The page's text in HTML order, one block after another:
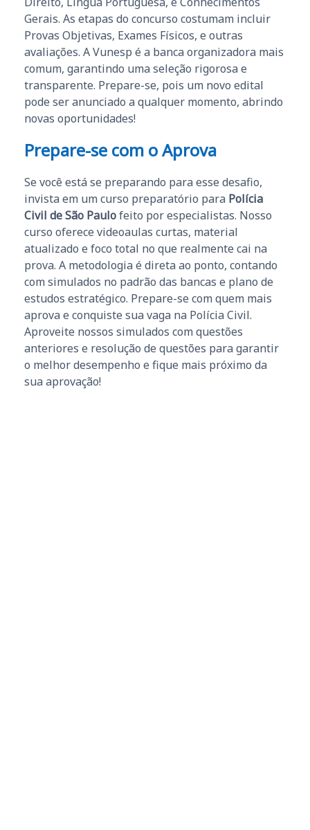
Gerais. As etapas do concurso costumam incluir
Provas Objetivas, Exames Físicos, e outras
avaliações. A Vunesp é a banca organizadora mais
comum, garantindo uma seleção rigorosa e
transparente. Prepare-se, pois um novo edital
pode ser anunciado a qualquer momento, abrindo
novas oportunidades!
Prepare-se com o Aprova
Se você está se preparando para esse desafio,
invista em um curso preparatório para Polícia
Civil de São Paulofeito por especialistas. Nosso
curso oferece videoaulas curtas, material
atualizado e foco total no que realmente cai na
prova. A metodologia é direta ao ponto, contando
com simulados no padrão das bancas e plano de
estudos estratégico. Prepare-se com quem mais
aprova e conquiste sua vaga na Polícia Civil.
Aproveite nossos simulados com questões
anteriores e resolução de questões para garantir
o melhor desempenho e fique mais próximo da
sua aprovação!